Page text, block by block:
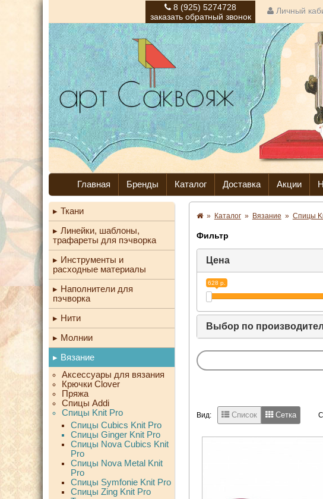
8 (925) 5274728
заказать обратный звонок
Личный
Главная Бренды Каталог Доставка Акции
Ткани
Линейки, шаблоны,
трафареты для пэчворка
Инструменты и
расходные материалы
Наполнители для
пэчворка
Нити
Молнии
Вязание
Аксессуары для вязания
Крючки Clover
Пряжа
Спицы Addi
Спицы Knit Pro
Спицы Cubics Knit Pro
Спицы Ginger Knit Pro
Спицы Nova Cubics Knit
Pro
Спицы Nova Metal Knit
Pro
Спицы Symfonie Knit Pro
Спицы Zing Knit Pro
» Каталог » Вязание » Спицы
Фильтр
Цена
628 р.
Выбор по
Вид: Список Сетка